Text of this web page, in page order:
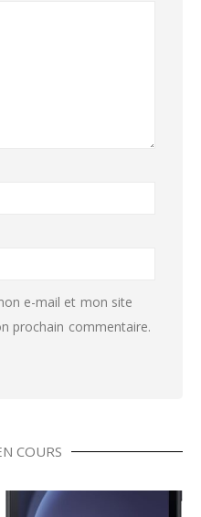
e-mail et mon site
prochain commentaire.
COURS